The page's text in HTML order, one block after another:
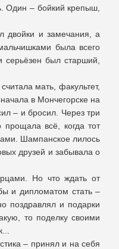
Один – бойкий крепыш,
двойки и замечания, а
была всего
серьёзен был старший,
мать, факультет,
в Мончегорске на
– и бросил. Через три
всё, когда тот
Шампанское лилось
друзей и забывала о
Но что ждать от
и дипломатом стать –
поздравлял и подарки
то поделку своими
– принял и на себя